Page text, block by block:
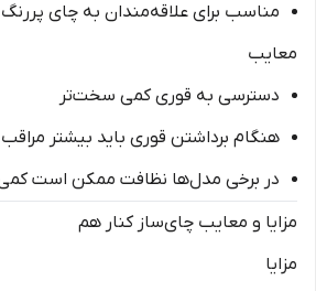
مناسب برای علاقه‌مندان به چای
معایب
دسترسی به قوری کمی سخت‌تر
هنگام برداشتن قوری باید بیشتر مراقب
در برخی مدل‌ها نظافت ممکن است کمی
مزایا و معایب چای‌ساز کنار هم
مزایا